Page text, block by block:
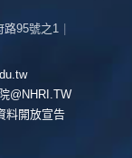
95號之1 |
@NHRI.TW
料開放宣告